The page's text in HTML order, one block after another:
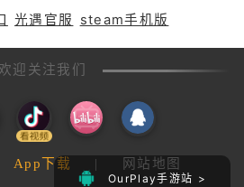
OurPlay手游站 >
光遇官服 steam手机版
欢迎关注我们
App下载 | 网站地图